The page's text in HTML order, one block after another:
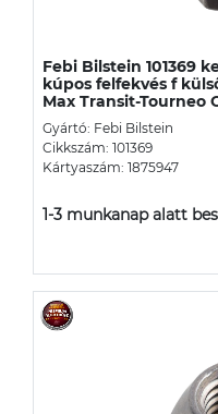
Febi Bilstein 101369
kúpos felfekvés f
Max Transit-Tourneo
Gyártó: Febi Bilstein
Cikkszám: 101369
Kártyaszám: 1875947
1-3 munkanap alatt